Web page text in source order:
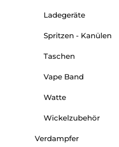
Ladegeräte
Spritzen - Kanülen
Taschen
Vape Band
Watte
Wickelzubehör
Verdampfer